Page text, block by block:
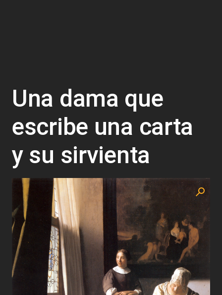
Una dama que
escribe una carta
y su sirvienta